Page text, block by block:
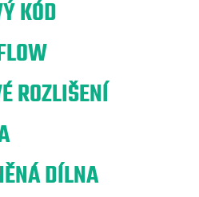
KÓD
ROZLIŠENÍ
DÍLNA